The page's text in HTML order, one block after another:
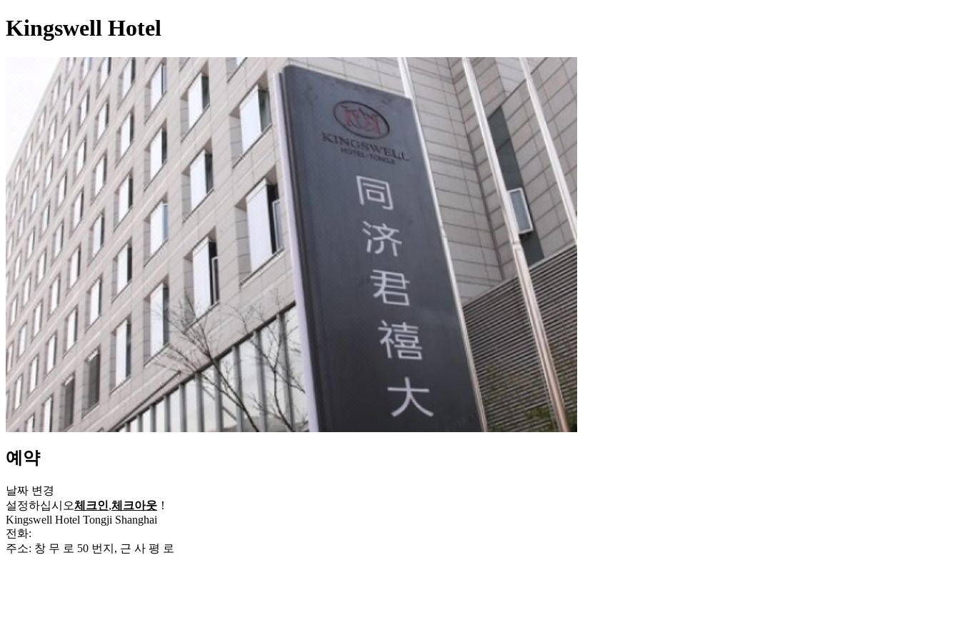
Kingswell Hotel
예약
날짜 변경
설정하십시오체크인,체크아웃 ！
Kingswell Hotel Tongji Shanghai
전화:
주소: 창 무 로 50 번지, 근 사 평 로